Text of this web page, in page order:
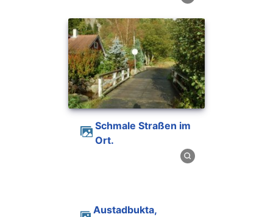
Schmale Straßen im
Ort.
Austadbukta,